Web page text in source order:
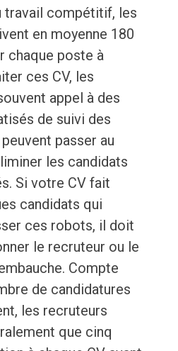
travail compétitif, les
en moyenne 180
chaque poste à
ces CV, les
appel à des
de suivi des
passer au
les candidats
Si votre CV fait
candidats qui
ces robots, il doit
le recruteur ou le
Compte
de candidatures
les recruteurs
que cinq